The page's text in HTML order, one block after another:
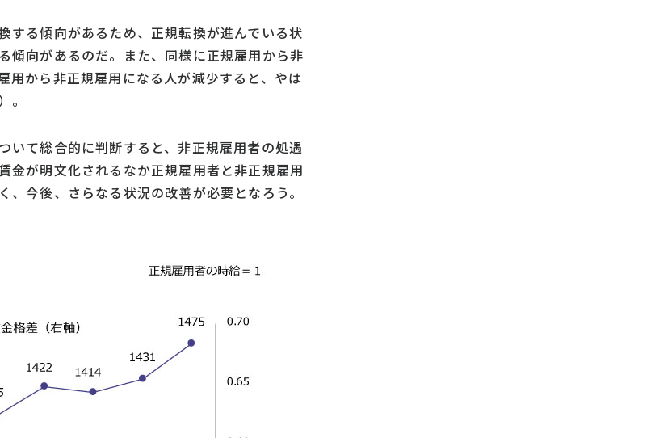
する傾向があるため、正規転換が進んでいる状
傾向があるのだ。また、同様に正規雇用から非
用から非正規雇用になる人が減少すると、やは
。
いて総合的に判断すると、非正規雇用者の処遇
金が明文化されるなか正規雇用者と非正規雇用
今後、さらなる状況の改善が必要となろう。